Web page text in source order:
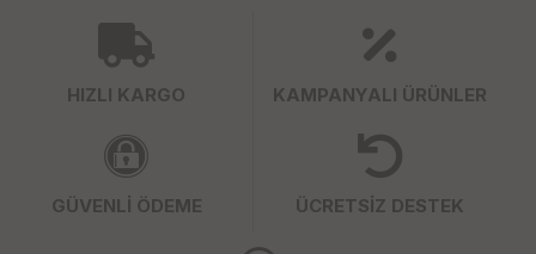
HIZLI KARGO KAMPANYALI ÜRÜNLER
GÜVENLİ ÖDEME ÜCRETSİZ DESTEK